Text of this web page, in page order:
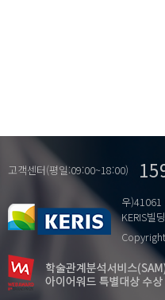
고객센터(평일:09:00~18:00)
우
KERIS빌